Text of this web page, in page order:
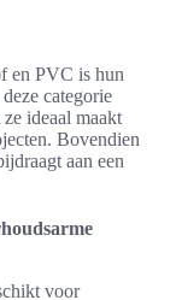
en PVC is hun
categorie
ideaal maakt
Bovendien
aan een
voor